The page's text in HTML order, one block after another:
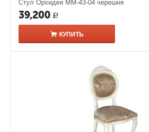
Стул Орхидея ММ-43-04 черешня
39,200 Р
КУПИТЬ